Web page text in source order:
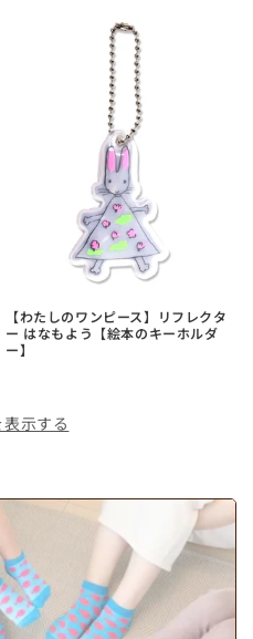
【わたしのワンピース】リフレクタ
ー はなもよう【絵本のキーホルダ
ー】
表示する